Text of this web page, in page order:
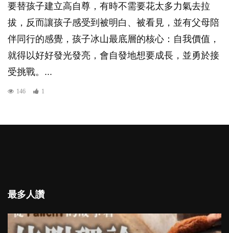
要替孩子建立高自尊，有時不需要花太多力氣去拉
拔，反而讓孩子感受到被明白、被看見，並有父母陪
伴同行的感覺，孩子冰山最底層的核心：自我價值，
就得以好好發光發亮，會自發地想要成長，並勇於接
受挑戰。...
146 1
最多人讚